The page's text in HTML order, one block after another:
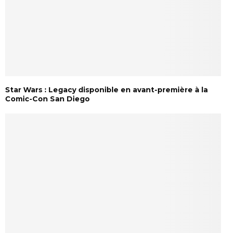
Star Wars : Legacy disponible en avant-première à la
Comic-Con San Diego